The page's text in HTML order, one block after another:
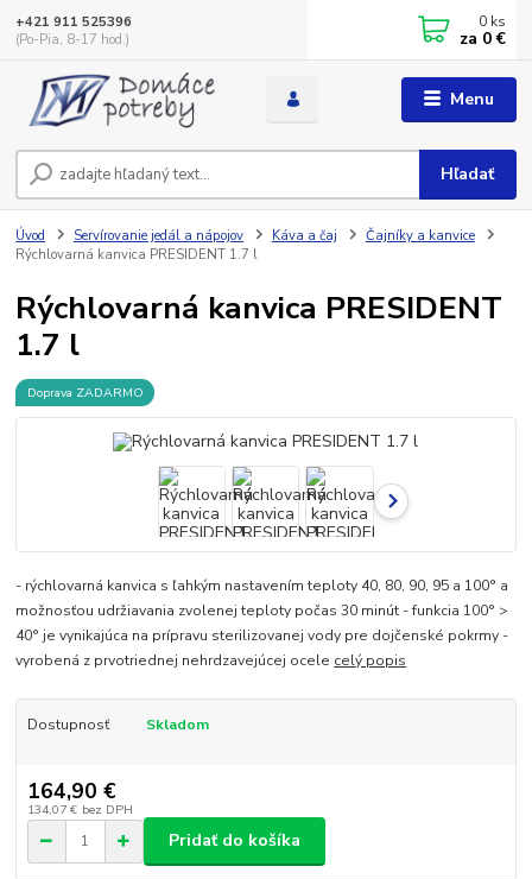
Menu
Hľadať
+421 911 525396
(Po-Pia, 8-17 hod.)
0 ks
za 0 €
Úvod Servírovanie jedál a nápojov Káva a čaj
Čajníky a kanvice
Rýchlovarná kanvica PRESIDENT 1.7 l
Rýchlovarná kanvica PRESIDENT
1.7 l
Doprava ZADARMO
- rýchlovarná kanvica s ľahkým nastavením teploty 40, 80, 90, 95 a 100° a
možnosťou udržiavania zvolenej teploty počas 30 minút - funkcia 100° >
40° je vynikajúca na prípravu sterilizovanej vody pre dojčenské pokrmy -
vyrobená z prvotriednej nehrdzavejúcej ocele celý popis
Dostupnosť Skladom
164,90 €
134,07 € bez DPH
Pridať do košíka